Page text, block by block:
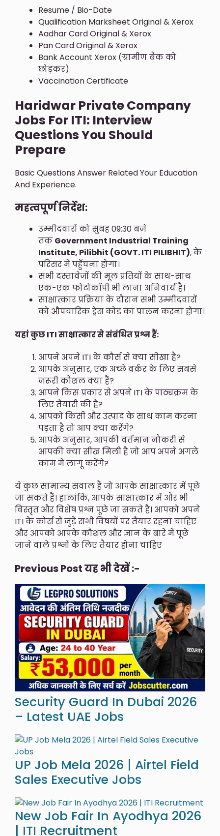
Resume / Bio-Date
Qualification Marksheet Original & Xerox
Aadhar Card Original & Xerox
Pan Card Original & Xerox
Bank Account Xerox (ग्रामीण बैंक को
छोड़कर)
Vaccination Certificate
Haridwar Private Company
Jobs For ITI: Interview
Questions You Should
Prepare
Basic Questions Answer Related Your Education
And Experience.
महत्वपूर्ण निर्देश:
उम्मीदवारों को सुबह 09:30 बजे
तक Government Industrial Training
Institute, Pilibhit (GOVT. ITI PILIBHIT), के
परिसर में पहुँचना होगा।
सभी दस्तावेजों की मूल प्रतियों के साथ-साथ
एक-एक फोटोकॉपी भी लाना अनिवार्य है।
साक्षात्कार प्रक्रिया के दौरान सभी उम्मीदवारों
को औपचारिक ड्रेस कोड का पालन करना होगा।
यहां कुछ ITI साक्षात्कार से संबंधित प्रश्न हैं:
आपने अपने ITI के कौर्स से क्या सीखा है?
आपके अनुसार, एक अच्छे वर्कर के लिए सबसे
जरूरी कौशल क्या हैं?
आपने किस प्रकार से अपने ITI के पाठ्यक्रम के
लिए तैयारी की है?
आपको किसी और उत्पाद के साथ काम करना
पड़ता है तो आप क्या करेंगे?
आपके अनुसार, आपकी वर्तमान नौकरी से
आपकी क्या सीख मिली है जो आप अपने अगले
काम में लागू करेंगे?
ये कुछ सामान्य सवाल हैं जो आपके साक्षात्कार में पूछे
जा सकते हैं। हालांकि, आपके साक्षात्कार में और भी
विस्तृत और विशेष प्रश्न पूछे जा सकते हैं। आपको अपने
ITI के कोर्स से जुड़े सभी विषयों पर तैयार रहना चाहिए
और आपको आपके कौशल और ज्ञान के बारे में पूछे
जाने वाले प्रश्नों के लिए तैयार होना चाहिए
Previous Post यह भी देखें :-
Security Guard In Dubai 2026
– Latest UAE Jobs
UP Job Mela 2026 | Airtel Field
Sales Executive Jobs
New Job Fair In Ayodhya 2026
| ITI Recruitment